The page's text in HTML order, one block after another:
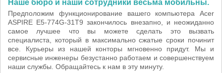
Наше бюро и наши сотрудники весьма мобильны.
Предположим функционирование вашего компьютера Acer
ASPIRE E5-774G-31T9 закончилось внезапно, и неожиданно
самое лучшее что вы можете сделать это вызвать
специалиста, который в максимально сжатые сроки починит
все. Курьеры из нашей конторы мгновенно придут. Мы и
сервисные инженеры безустанно работаем и совершенствуем
наши службы. Обращайтесь к нам в эту минуту.